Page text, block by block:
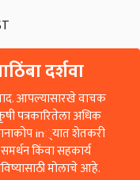
दर्शवा
आपल्यासारखे वाचक
पत्रकारितेला अधिक
in्यात शेतकरी
किंवा सहकार्य
मोलाचे आहे.